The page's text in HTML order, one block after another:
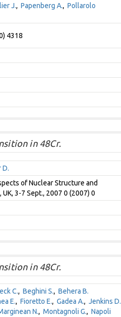
J., Papenberg A., Pollarolo
4318
in 48Cr.
D.
of Nuclear Structure and
3-7 Sept., 2007 0 (2007) 0
in 48Cr.
C., Beghini S., Behera B.
E., Fioretto E., Gadea A., Jenkins D.
N., Montagnoli G., Napoli